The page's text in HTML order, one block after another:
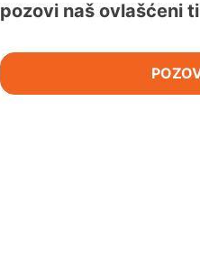
pozovi naš ovlašćeni